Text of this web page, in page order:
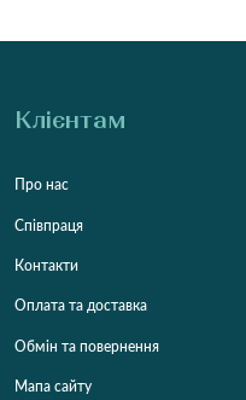
Клієнтам
Про нас
Співпраця
Контакти
Оплата та доставка
Обмін та повернення
Мапа сайту